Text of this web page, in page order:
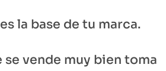
la base de tu marca.
se vende muy bien toma